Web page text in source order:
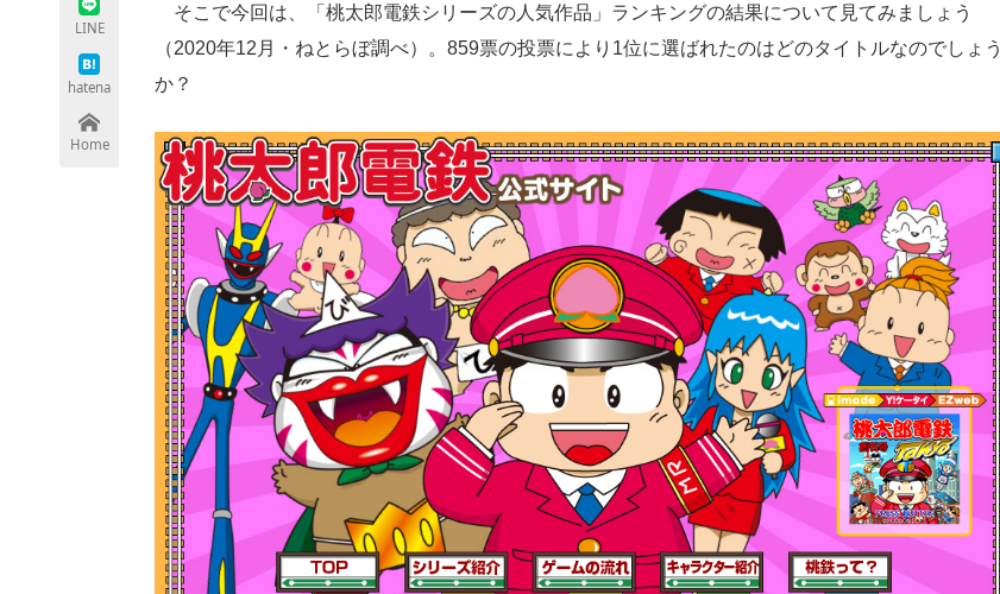
LINE
hatena
Home
そこで今回は、「桃太郎電鉄シリーズの人気作品」ランキングの結果について見てみましょう
（2020年12月・ねとらぼ調べ）。859票の投票により1位に選ばれたのはどのタイトルなのでしょう
か？